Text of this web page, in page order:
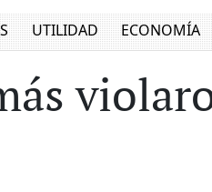
UTILIDAD ECONOMÍA